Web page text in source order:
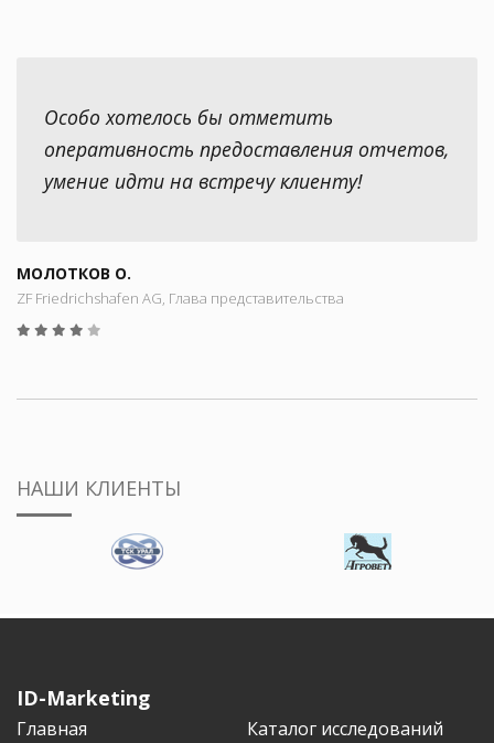
Особо хотелось бы отметить
оперативность предоставления отчетов,
умение идти на встречу клиенту!
МОЛОТКОВ О.
ZF Friedrichshafen AG, Глава представительства
НАШИ КЛИЕНТЫ
ID-Marketing
Главная
Каталог исследований